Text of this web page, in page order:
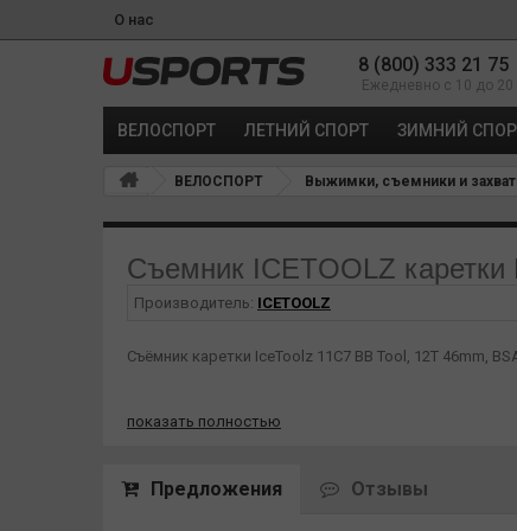
О нас
8 (800) 333 21 75
Ежедневно с 10 до 20
ВЕЛОСПОРТ ЛЕТНИЙ СПОРТ ЗИМНИЙ
ВЕЛОСПОРТ Выжимки, съемники и
Съемник ICETOOLZ
Производитель: ICETOOLZ
Съёмник каретки IceToolz 11C7 BB Tool, 12T 46mm,
Описание: подходит для чашек каретки диаметром
Особенности:
показать полностью
Предложения Отзывы